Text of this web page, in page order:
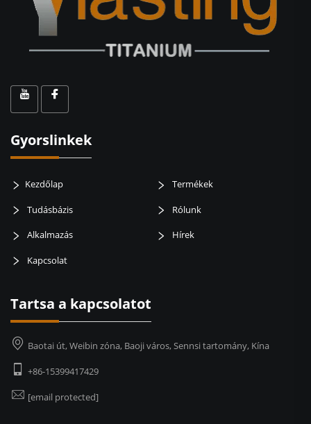
Gyorslinkek
Kezdőlap Termékek
Tudásbázis Rólunk
Alkalmazás Hírek
Kapcsolat
Tartsa a kapcsolatot
Baotai út, Weibin zóna, Baoji város, Sennsi tartomány, Kína
+86-15399417429
[email protected]